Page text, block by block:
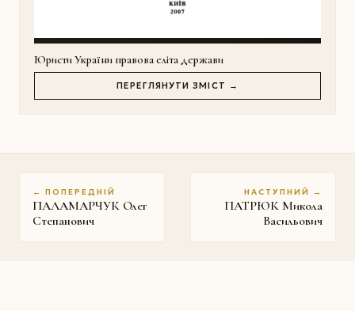
Юристи України правова еліта держави
ПЕРЕГЛЯНУТИ ЗМІСТ →
← ПОПЕРЕДНІЙ
ПАЛАМАРЧУК Олег
Степанович
НАСТУПНИЙ →
ПАТРЮК Микола
Васильович